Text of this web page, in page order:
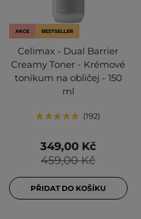
AKCE BESTSELLER
Celimax - Dual Barrier
Creamy Toner - Krémové
tonikum na obličej - 150
ml
192
459,00 Kč
349,00 Kč
PŘIDAT DO KOŠÍKU